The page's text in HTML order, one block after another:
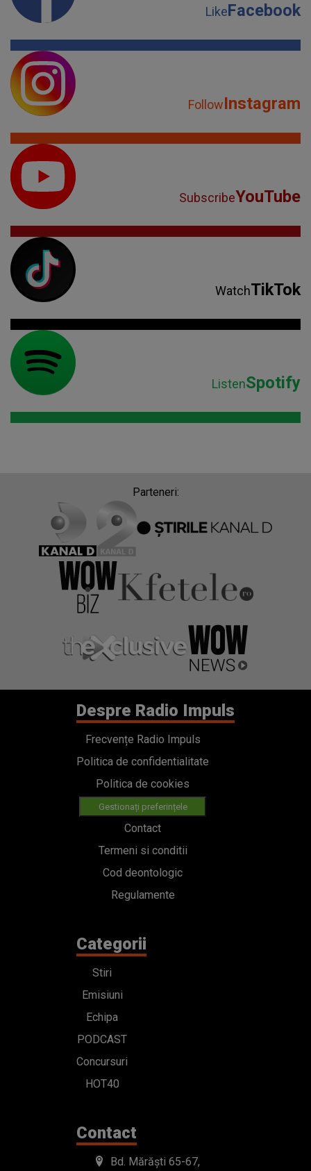
LikeFacebook
FollowInstagram
SubscribeYouTube
WatchTikTok
ListenSpotify
Parteneri:
Despre Radio Impuls
Frecvențe Radio Impuls
Politica de confidentialitate
Politica de cookies
Gestionați preferințele
Contact
Termeni si conditii
Cod deontologic
Regulamente
Categorii
Stiri
Emisiuni
Echipa
PODCAST
Concursuri
HOT40
Contact
Bd. Mărăști 65-67,